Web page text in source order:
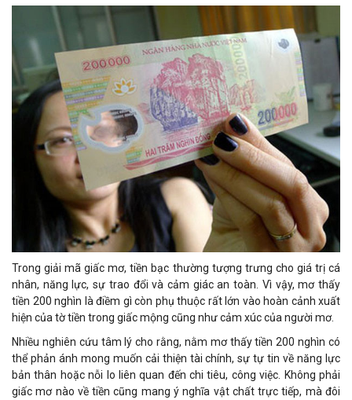
Trong giải mã giấc mơ, tiền bạc thường tượng trưng cho giá trị cá
nhân, năng lực, sự trao đổi và cảm giác an toàn. Vì vậy, mơ thấy
tiền 200 nghìn là điềm gì còn phụ thuộc rất lớn vào hoàn cảnh xuất
hiện của tờ tiền trong giấc mộng cũng như cảm xúc của người mơ.
Nhiều nghiên cứu tâm lý cho rằng, nằm mơ thấy tiền 200 nghìn có
thể phản ánh mong muốn cải thiện tài chính, sự tự tin về năng lực
bản thân hoặc nỗi lo liên quan đến chi tiêu, công việc. Không phải
giấc mơ nào về tiền cũng mang ý nghĩa vật chất trực tiếp, mà đôi